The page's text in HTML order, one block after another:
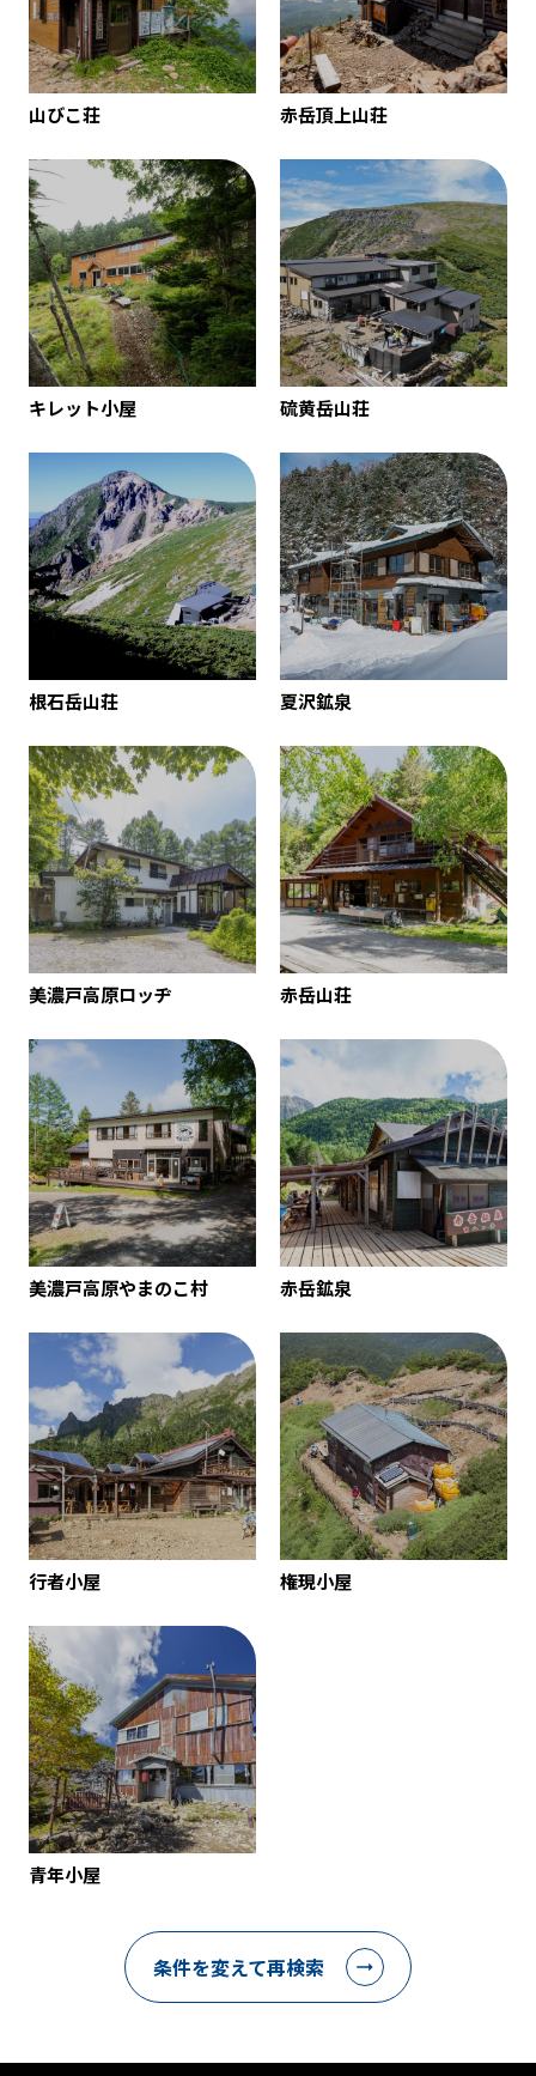
山びこ荘 赤岳頂上山荘
キレット小屋 硫黄岳山荘
根石岳山荘 夏沢鉱泉
美濃戸高原ロッヂ 赤岳山荘
美濃戸高原やまのこ村 赤岳鉱泉
行者小屋 権現小屋
青年小屋
条件を変えて再検索